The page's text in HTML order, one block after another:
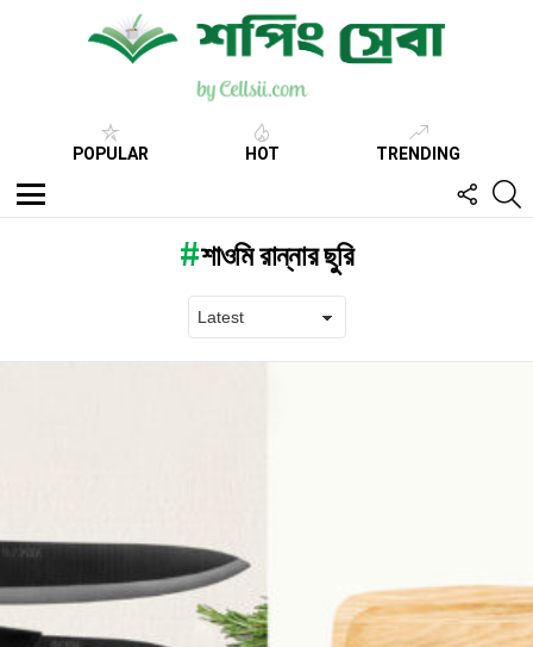
POPULAR HOT TRENDING
Menu
US
শাওমি রান্নার ছুরি